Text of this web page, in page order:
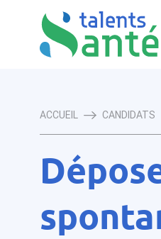
ACCUEIL CANDIDATS